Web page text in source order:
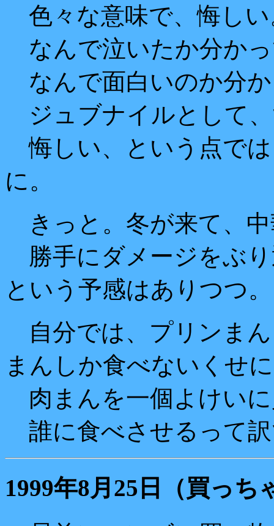
色々な意味で、悔しい
なんで泣いたか分か
なんで面白いのか分
ジュブナイルとして
悔しい、という点で
に。
きっと。冬が来て、
勝手にダメージをぶ
という予感はありつつ。
自分では、プリンま
まんしか食べないくせ
肉まんを一個よけい
誰に食べさせるって
1999年8月25日（買っち